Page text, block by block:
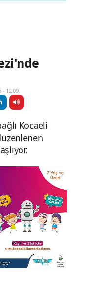
- 12:09
Kocaeli